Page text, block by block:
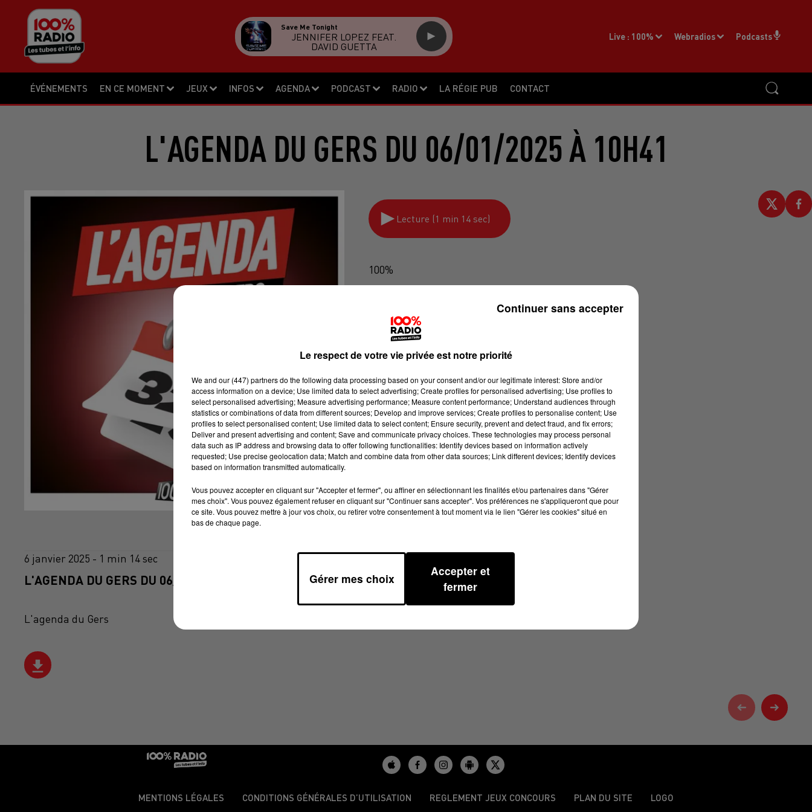
ÉVÉNEMENTS EN CE MOMENT JEUX INFOS AGENDA PODCAST RADIO LA RÉGIE PUB CONTACT
Live : 100% Webradios Podcasts
Nightshift Superstar
MUSE
L'AGENDA DU GERS DU 06/01/2025 À 10H41
Lecture (1 min 14 sec)
100%
6 janvier 2025 - 1 min 14 sec
L'AGENDA DU GERS DU 06/01/2025 À 10H41
L'agenda du Gers
MENTIONS LÉGALES CONDITIONS GÉNÉRALES D’UTILISATION REGLEMENT JEUX CONCOURS PLAN DU SITE LOGO
Le respect de votre vie privée est notre priorité
We and our (447) partnersdo the following data processing based on your consent and/or our legitimate interest: Store and/or
access information on a device; Use limited data to select advertising; Create profiles for personalised advertising; Use profiles to
select personalised advertising; Measure advertising performance; Measure content performance; Understand audiences through
statistics or combinations of data from different sources; Develop and improve services; Create profiles to personalise content; Use
profiles to select personalised content; Use limited data to select content; Ensure security, prevent and detect fraud, and fix errors;
Deliver and present advertising and content; Save and communicate privacy choices. These technologies may process personal
data such as IP address and browsing data to offer following functionalities: Identify devices based on information actively
requested; Use precise geolocation data; Match and combine data from other data sources; Link different devices; Identify devices
based on information transmitted automatically.
Vous pouvez accepter en cliquant sur "Accepter et fermer", ou affiner en sélectionnant les finalités et/ou partenaires dans "Gérer
mes choix". Vous pouvez également refuser en cliquant sur "Continuer sans accepter". Vos préférences ne s'appliqueront que pour
ce site. Vous pouvez mettre à jour vos choix, ou retirer votre consentement à tout moment via le lien "Gérer les cookies" situé en
bas de chaque page.
Gérer mes choix
Accepter et
fermer
Continuer sans accepter